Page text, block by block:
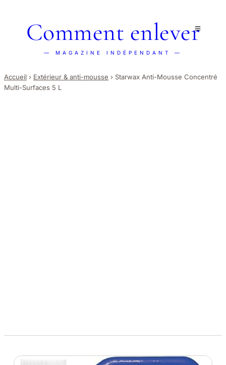
Comment enlever
— MAGAZINE INDÉPENDANT —
Accueil › Extérieur & anti-mousse › Starwax Anti-Mousse Concentré
Multi-Surfaces 5 L